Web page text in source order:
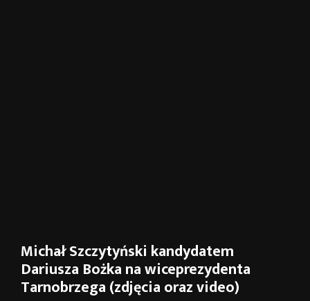
Michał Szczytyński kandydatem
Dariusza Bożka na wiceprezydenta
Tarnobrzega (zdjęcia oraz video)